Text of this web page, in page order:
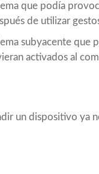
que podía
de utilizar
subyacente que
activados al
un dispositivo ya